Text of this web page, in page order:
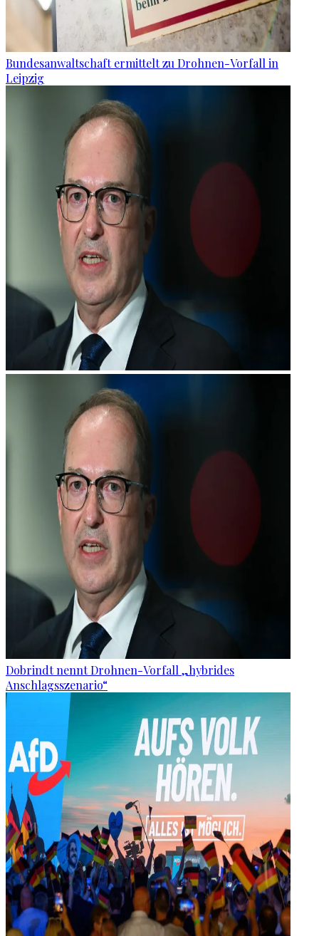
Bundesanwaltschaft ermittelt zu Drohnen-Vorfall in
Leipzig
Dobrindt nennt Drohnen-Vorfall „hybrides
Anschlagsszenario“